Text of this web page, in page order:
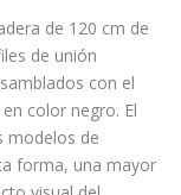
de 120 cm de
de unión
con el
color negro. El
modelos de
forma, una mayor